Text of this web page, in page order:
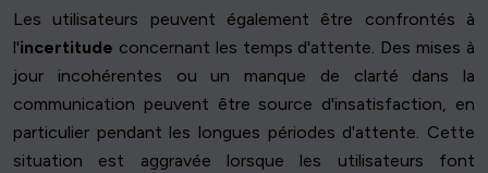
Les utilisateurs peuvent également être confrontés à
l'incertitude concernant les temps d'attente. Des mises à
jour incohérentes ou un manque de clarté dans la
communication peuvent être source d'insatisfaction, en
particulier pendant les longues périodes d'attente. Cette
situation est aggravée lorsque les utilisateurs font